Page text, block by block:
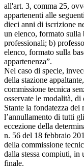
all'art. 3, comma 25,
appartenenti alle
dieci anni di iscrizione
un elenco, formato
professionali; b)
elenco, formato sulla
appartenenza”.
Nel caso di specie,
della stazione
commissione tecnica
osservate le modalità,
Stante la fondatezza
l’annullamento di tutti
eccezione della
n. 56 del 18 febbraio
della commissione
dalla stessa compiuti, in
finale.